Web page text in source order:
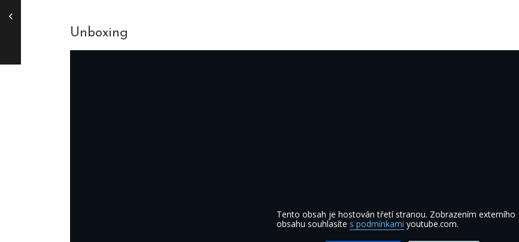
Unboxing
Tento obsah je hostován třetí stranou. Zobrazením externího
obsahu souhlasíte s podmínkami youtube.com.